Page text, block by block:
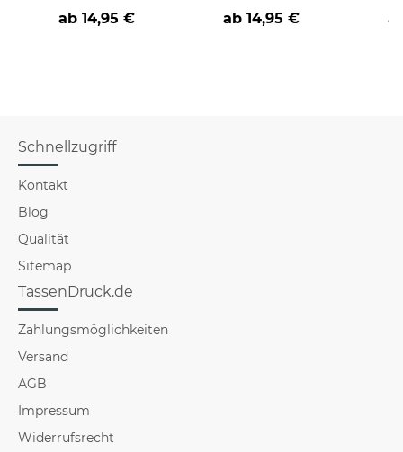
Papas Schnarch-Ecke
ab 14,95 €
Danke Papa
ab 14,95 €
Schnellzugriff
Kontakt
Blog
Qualität
Sitemap
TassenDruck.de
Zahlungsmöglichkeiten
Versand
AGB
Impressum
Widerrufsrecht